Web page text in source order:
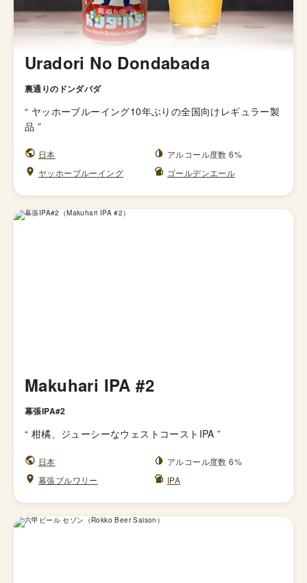
Uradori No Dondabada
裏通りのドンダバダ
“ ヤッホーブルーイング10年ぶりの全国向けレギュラー製
品 ”
日本
アルコール度数 6%
ヤッホーブルーイング
ゴールデンエール
Makuhari IPA #2
幕張IPA#2
“ 柑橘、ジューシーなウェストコーストIPA ”
日本
アルコール度数 6%
幕張ブルワリー
IPA